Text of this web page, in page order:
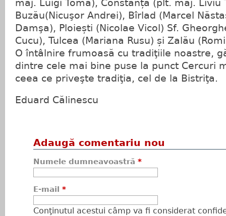
maj. Luigi Toma), Constanța (plt. maj. Liviu
Buzău(Nicuşor Andrei), Bîrlad (Marcel
Damşa), Ploiești (Nicolae Vicol) Sf.
Cucu), Tulcea (Mariana Rusu) și Zalău
O întâlnire frumoasă cu tradiţiile noastre,
dintre cele mai bine puse la punct Cercuri
ceea ce priveşte tradiţia, cel de la Bistriţa.
Eduard Călinescu
Adaugă comentariu nou
Numele dumneavoastră *
E-mail *
Conţinutul acestui câmp va fi considerat